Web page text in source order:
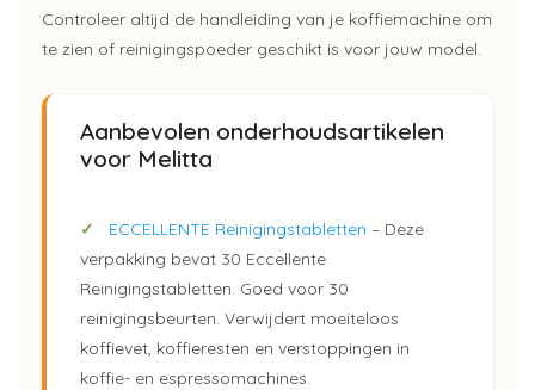
Controleer altijd de handleiding van je koffiemachine om
te zien of reinigingspoeder geschikt is voor jouw model.
Aanbevolen onderhoudsartikelen
voor Melitta
✓ ECCELLENTE Reinigingstabletten – Deze
verpakking bevat 30 Eccellente
Reinigingstabletten. Goed voor 30
reinigingsbeurten. Verwijdert moeiteloos
koffievet, koffieresten en verstoppingen in
koffie- en espressomachines.